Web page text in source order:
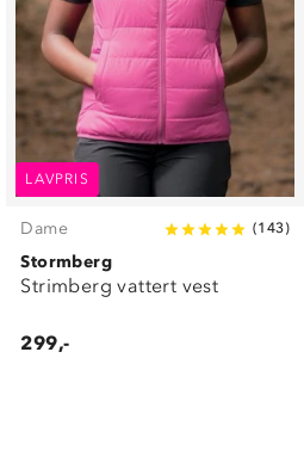
LAVPRIS
Dame (143)
Stormberg
Strimberg vattert vest
299,-